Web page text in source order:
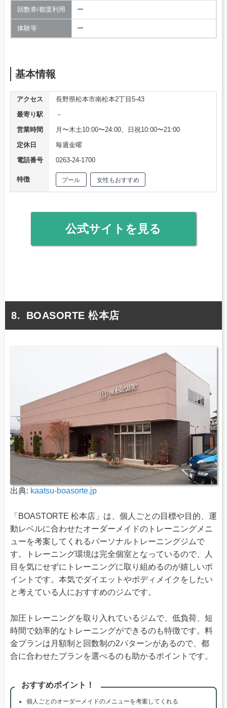
回数券/都度利用 ー
体験等 ー
基本情報
アクセス
長野県松本市南松本2丁目5-43
最寄り駅
－
営業時間
月〜木土10:00〜24:00、日祝10:00〜21:00
定休日
毎週金曜
電話番号
0263-24-1700
特徴 プール 女性もおすすめ
公式サイトを見る
BOASORTE 松本店
出典: kaatsu-boasorte.jp
「BOASTORTE 松本店」は、個人ごとの目標や目的、運
動レベルに合わせたオーダーメイドのトレーニングメニ
ューを考案してくれるパーソナルトレーニングジムで
す。トレーニング環境は完全個室となっているので、人
目を気にせずにトレーニングに取り組めるのが嬉しいポ
イントです。本気でダイエットやボディメイクをしたい
と考えている人におすすめのジムです。
加圧トレーニングを取り入れているジムで、低負荷、短
時間で効率的なトレーニングができるのも特徴です。料
金プランは月額制と回数制の2パターンがあるので、都
合に合わせたプランを選べるのも助かるポイントです。
おすすめポイント！
個人ごとのオーダーメイドのメニューを考案してくれる